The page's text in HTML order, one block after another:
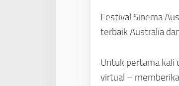
Festival Sinema
terbaik Australia
Untuk pertama kali
virtual –